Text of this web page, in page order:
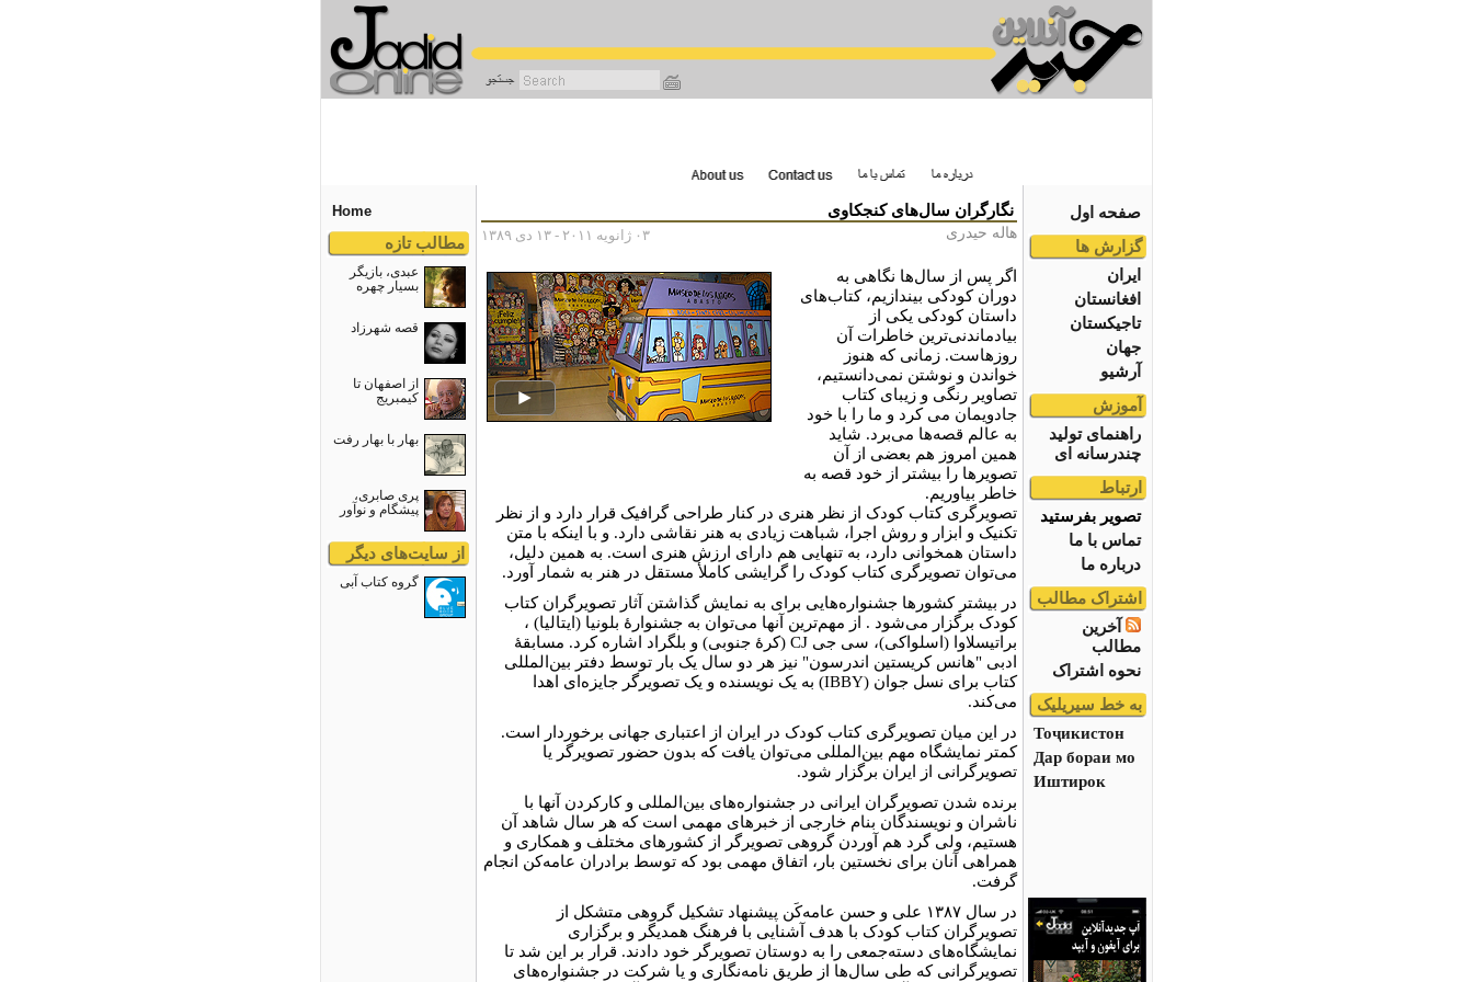
صفحه اول
گزارش ها
ایران
افغانستان
تاجیکستان
جهان
آرشیو
آموزش
راهنمای تولید
چندرسانه ای
ارتباط
تصویر بفرستید
تماس با ما
درباره ما
اشتراک مطالب
آخرین
مطالب
نحوه اشتراک
به خط سیریلیک
Тоҷикистон
Дар бораи мо
Иштирок
Home
مطالب تازه
عبدی، بازیگر
بسیار چهره
قصه شهرزاد
از اصفهان تا
کیمبریج
بهار با بهار رفت
پری صابری،
پیشگام و نوآور
از سایت‌های دیگر
گروه کتاب آبی
نگارگران سال‌های کنجکاوی
۰۳ ژانویه ۲۰۱۱ - ۱۳ دی ۱۳۸۹ هاله حیدری
اگر پس از سال‌ها نگاهی به
دوران کودکی بیندازیم، کتاب‌های
داستان کودکی یکی از
بیادماندنی‌ترین خاطرات آن
روزهاست. زمانی که هنوز
خواندن و نوشتن نمی‌دانستیم،
تصاویر رنگی و زیبای کتاب
جادویمان می کرد و ما را با خود
به عالم قصه‌ها می‌برد. شاید
همین امروز هم بعضی از آن
تصویرها را بیشتر از خود قصه به
خاطر بیاوریم.
تصویرگری کتاب کودک از نظر هنری در کنار طراحی گرافیک قرار دارد و از نظر
تکنیک و ابزار و روش اجرا، شباهت زیادی به هنر نقاشی دارد. و با اینکه با متن
داستان همخوانی دارد، به تنهایی هم دارای ارزش هنری است. به همین دلیل،
می‌توان تصویرگری کتاب کودک را گرایشی کاملأ مستقل در هنر به شمار آورد.
در بیشتر کشورها جشنواره‌هایی برای به نمایش گذاشتن آثار تصویرگران کتاب
کودک برگزار می‌شود . از مهم‌ترین آنها می‌توان به جشنوارۀ بلونیا (ایتالیا) ،
براتیسلاوا (اسلواکی)، سی جی CJ (کرۀ جنوبی) و بلگراد اشاره کرد. مسابقۀ
ادبی "هانس کریستین اندرسون" نیز هر دو سال یک بار توسط دفتر بین‌المللی
کتاب برای نسل جوان (IBBY) به یک نویسنده و یک تصویرگر جایزه‌ای اهدا
می‌کند.
در این میان تصویرگری کتاب کودک در ایران از اعتباری جهانی برخوردار است.
کمتر نمایشگاه مهم بین‌المللی می‌توان یافت که بدون حضور تصویرگر یا
تصویرگرانی از ایران برگزار شود.
برنده شدن تصویرگران ایرانی در جشنواره‌های بین‌المللی و کارکردن آنها با
ناشران و نویسندگان بنام خارجی از خبرهای مهمی است که هر سال شاهد آن
هستیم، ولی گرد هم آوردن گروهی تصویرگر از کشورهای مختلف و همکاری و
همراهی آنان برای نخستین بار، اتفاق مهمی بود که توسط برادران عامه‌کن انجام
گرفت.
در سال ۱۳۸۷ علی و حسن عامه‌کَن پیشنهاد تشکیل گروهی متشکل از
تصویرگران کتاب کودک با هدف آشنایی با فرهنگ همدیگر و برگزاری
نمایشگاه‌های دسته‌جمعی را به دوستان تصویرگر خود دادند. قرار بر این شد تا
تصویرگرانی که طی سال‌ها از طریق نامه‌نگاری و یا شرکت در جشنواره‌های